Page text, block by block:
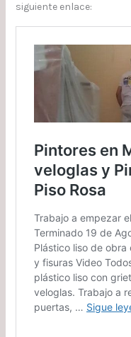
siguiente enlace: